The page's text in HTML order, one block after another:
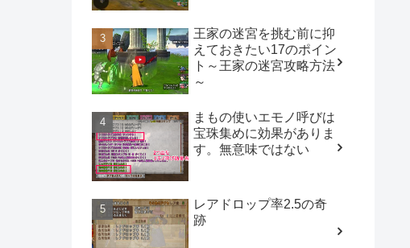
王家の迷宮を挑む前に抑
えておきたい17のポイン
ト～王家の迷宮攻略方法
～
まもの使いエモノ呼びは
宝珠集めに効果がありま
す。無意味ではない
レアドロップ率2.5の奇
跡